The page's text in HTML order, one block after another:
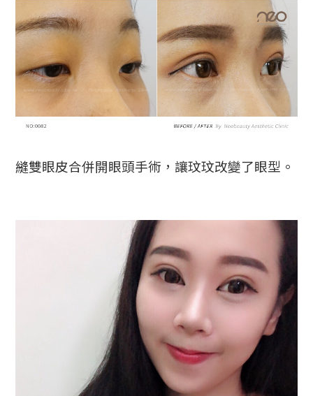
縫雙眼皮合併開眼頭手術，讓玟玟改變了眼型。